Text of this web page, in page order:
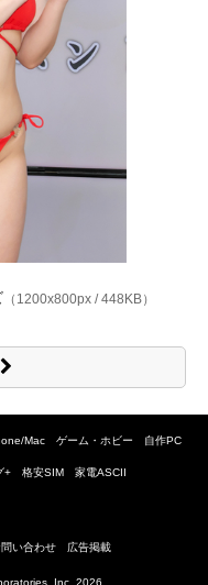
（1200x800px / 448KB）
Mac ゲーム・ホビー 自作PC
+ 格安SIM 家電ASCII
問い合わせ 広告掲載
Inc. 2026